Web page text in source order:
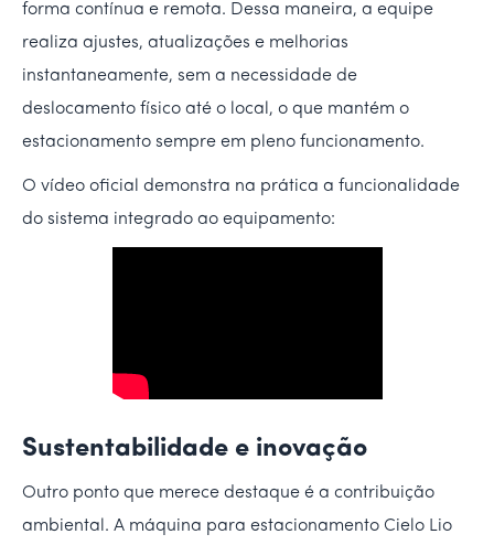
forma contínua e remota. Dessa maneira, a equipe
realiza ajustes, atualizações e melhorias
instantaneamente, sem a necessidade de
deslocamento físico até o local, o que mantém o
estacionamento sempre em pleno funcionamento.
O vídeo oficial demonstra na prática a funcionalidade
do sistema integrado ao equipamento:
Sustentabilidade e inovação
Outro ponto que merece destaque é a contribuição
ambiental. A máquina para estacionamento Cielo Lio